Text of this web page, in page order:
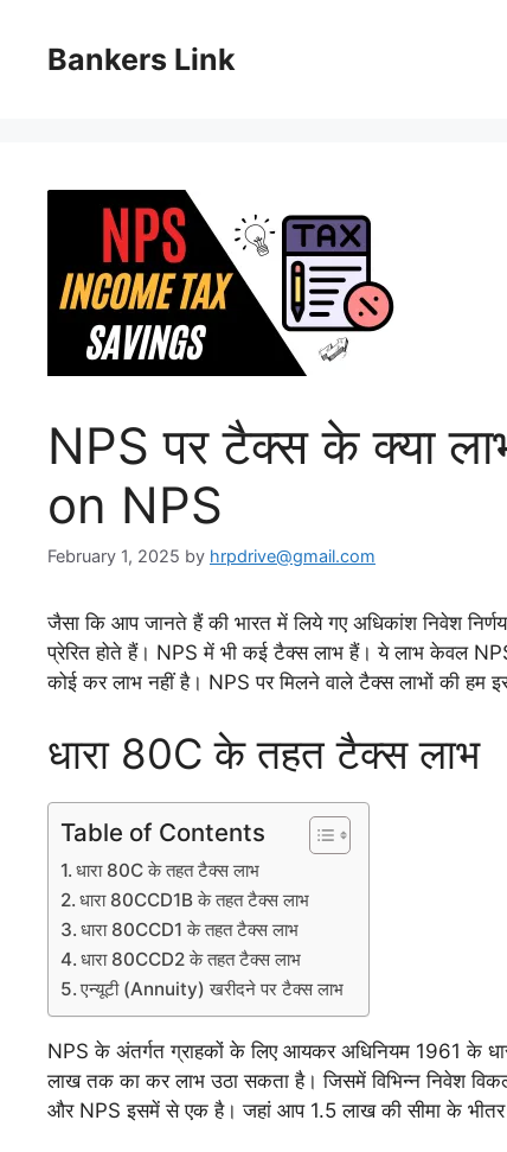
contentBankers Link
NPS पर टैक्स के क्या
on NPS
February 1, 2025 by hrpdrive@gmail.com
जैसा कि आप जानते हैं की भारत में लिये गए अधिकांश निवेश
प्रेरित होते हैं। NPS में भी कई टैक्स लाभ हैं। ये लाभ केवल
कोई कर लाभ नहीं है। NPS पर मिलने वाले टैक्स लाभों की हम
धारा 80C के तहत टैक्स लाभ
Table of Contents
धारा 80C के तहत टैक्स लाभ
धारा 80CCD1B के तहत टैक्स लाभ
धारा 80CCD1 के तहत टैक्स लाभ
धारा 80CCD2 के तहत टैक्स लाभ
एन्यूटी (Annuity) खरीदने पर टैक्स लाभ
NPS के अंतर्गत ग्राहकों के लिए आयकर अधिनियम 1961 के
लाख तक का कर लाभ उठा सकता है। जिसमें विभिन्न निवेश
और NPS इसमें से एक है। जहां आप 1.5 लाख की सीमा के